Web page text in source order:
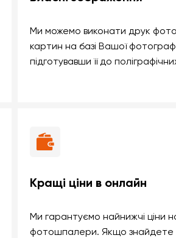
Ми можемо виконати друк
картин на базі Вашої
підготувавши її до
Кращі ціни в онлайн
Ми гарантуємо найнижчі ціни
фотошпалери. Якщо